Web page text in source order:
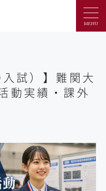
MENU
入試）】難関大
動実績・課外